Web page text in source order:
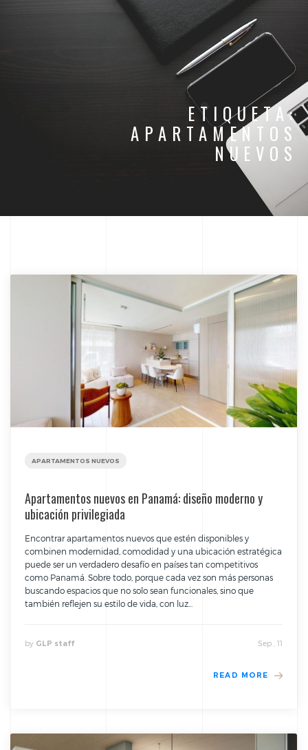
ETIQUETA:
APARTAMENTOS
NUEVOS
APARTAMENTOS NUEVOS
Apartamentos nuevos en Panamá: diseño moderno y
ubicación privilegiada
Encontrar apartamentos nuevos que estén disponibles y
combinen modernidad, comodidad y una ubicación estratégica
puede ser un verdadero desafío en países tan competitivos
como Panamá. Sobre todo, porque cada vez son más personas
buscando espacios que no solo sean funcionales, sino que
también reflejen su estilo de vida, con luz...
by GLP staff Sep , 11
READ MORE